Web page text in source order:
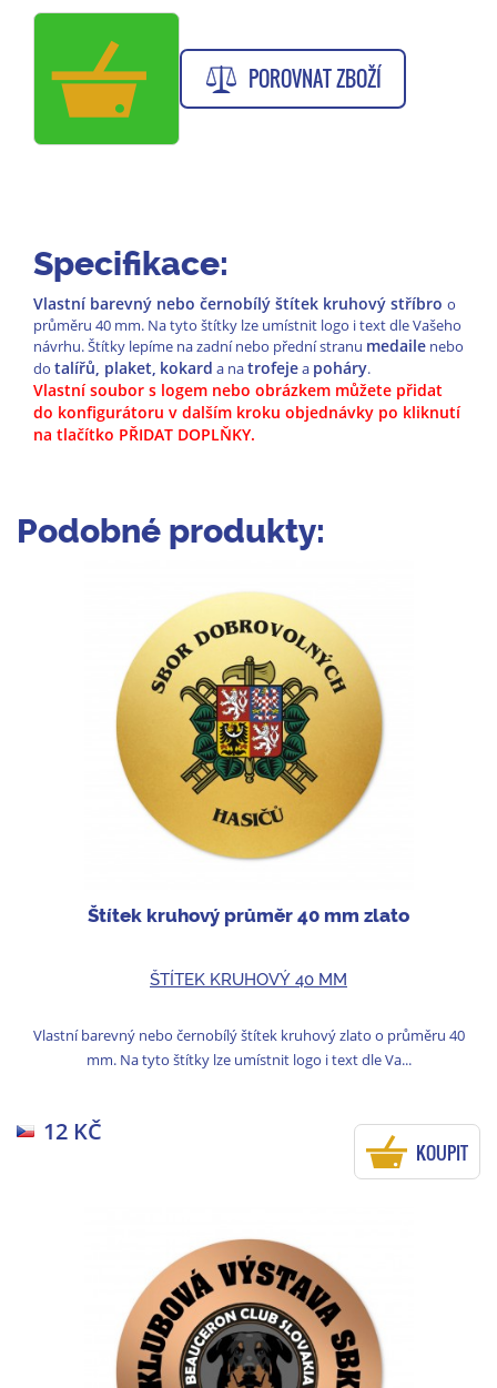
POROVNAT ZBOŽÍ
Specifikace:
Vlastní barevný nebo černobílý štítek kruhový stříbro o
průměru 40 mm. Na tyto štítky lze umístnit logo i text dle Vašeho
návrhu. Štítky lepíme na zadní nebo přední stranu medaile nebo
do talířů, plaket, kokard a natrofejea poháry.
Vlastní soubor s logem nebo obrázkem můžete přidat
do konfigurátoru v dalším kroku objednávky po kliknutí
na tlačítko PŘIDAT DOPLŇKY.
Podobné produkty:
Štítek kruhový průměr 40 mm zlato
ŠTÍTEK KRUHOVÝ 40 MM
Vlastní barevný nebo černobílý štítek kruhový zlato o průměru 40
mm. Na tyto štítky lze umístnit logo i text dle Va...
12 KČ
KOUPIT